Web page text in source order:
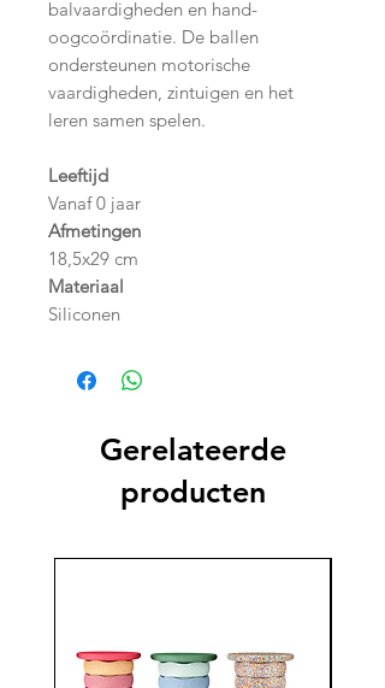
balvaardigheden en hand-
oogcoördinatie. De ballen
ondersteunen motorische
vaardigheden, zintuigen en het
leren samen spelen.
Leeftijd
Vanaf 0 jaar
Afmetingen
18,5x29 cm
Materiaal
Siliconen
Gerelateerde
producten